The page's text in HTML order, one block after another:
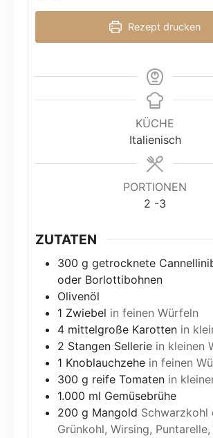
Rezept drucken
KÜCHE
Italienisch
PORTIONEN
2 -3
ZUTATEN
300 g getrocknete
oder Borlottibohnen
Olivenöl
1 Zwiebel in feinen Würfeln
4 mittelgroße Karotten in
2 Stangen Sellerie in kleinen
1 Knoblauchzehe in feinen
300 g reife Tomaten in
1.000 ml Gemüsebrühe
200 g Mangold Schwarzkohl
Grünkohl, Wirsing, Puntarelle,